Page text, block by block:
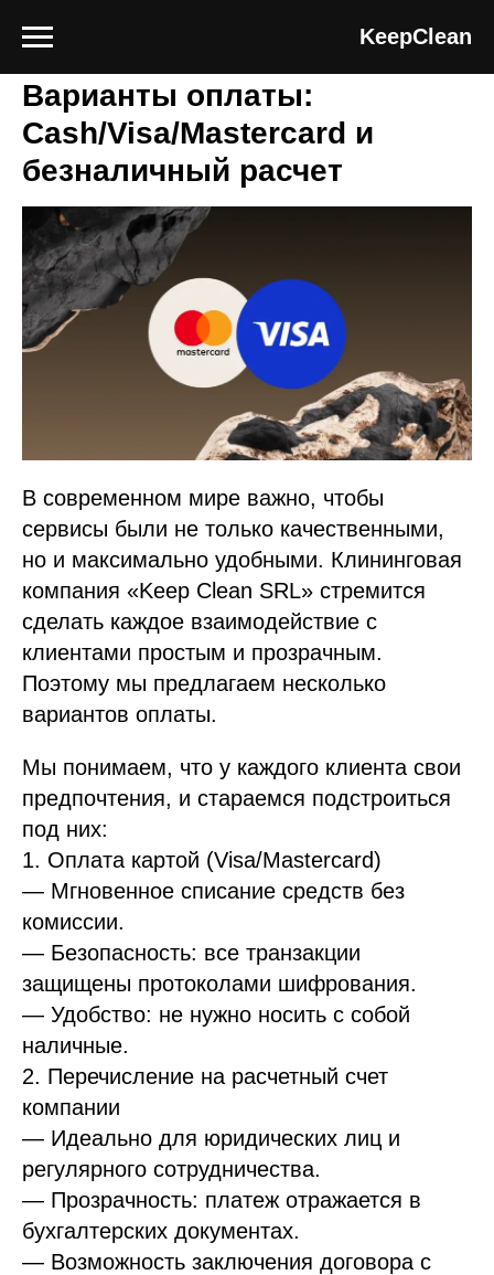
Блог клининговой компании Keep Clean
Варианты оплаты:
Cash/Visa/Mastercard и
безналичный расчет
В современном мире важно, чтобы
сервисы были не только качественными,
но и максимально удобными. Клининговая
компания «Keep Clean SRL» стремится
сделать каждое взаимодействие с
клиентами простым и прозрачным.
Поэтому мы предлагаем несколько
вариантов оплаты.
Мы понимаем, что у каждого клиента свои
предпочтения, и стараемся подстроиться
под них:
1. Оплата картой (Visa/Mastercard)
— Мгновенное списание средств без
комиссии.
— Безопасность: все транзакции
защищены протоколами шифрования.
— Удобство: не нужно носить с собой
наличные.
2. Перечисление на расчетный счет
компании
— Идеально для юридических лиц и
регулярного сотрудничества.
— Прозрачность: платеж отражается в
бухгалтерских документах.
— Возможность заключения договора с
KeepClean